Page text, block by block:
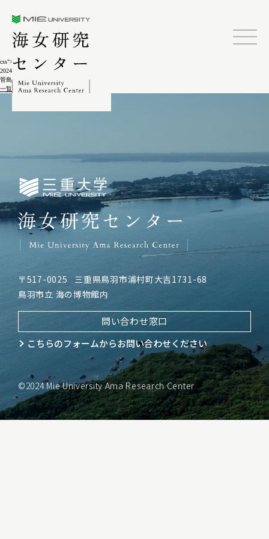
css">
2024.02.04
菅島しろんご祭7-10
一覧に戻る
三重大学海女研究センター
〒517-0025
三重県鳥羽市浦村町大吉1731-68
鳥羽市立 海の博物館内
問い合わせ窓口
こちらのフォームからお問い合わせください
©2024 Mie University Ama Research Center